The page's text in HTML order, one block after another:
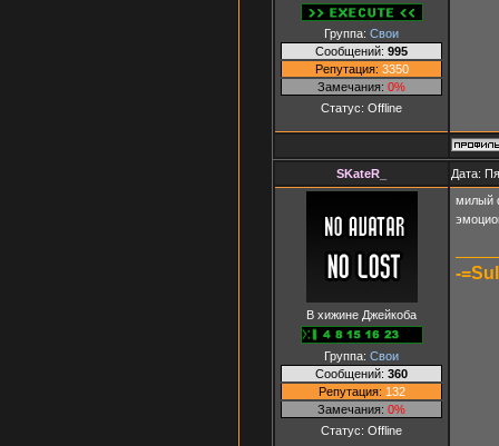
Группа: Свои
Сообщений: 995
Репутация: 3350
Замечания: 0%
Статус: Offline
SKateR_ Дата:
В хижине Джейкоба
Группа: Свои
Сообщений: 360
Репутация: 132
Замечания: 0%
Статус: Offline
милый
-